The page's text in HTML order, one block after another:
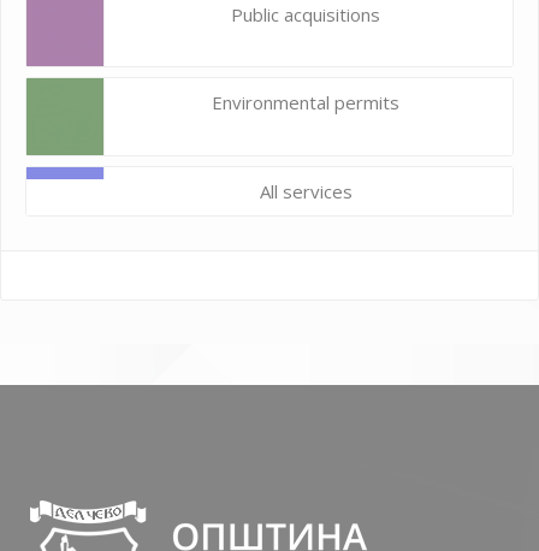
Public acquisitions
Environmental permits
All services